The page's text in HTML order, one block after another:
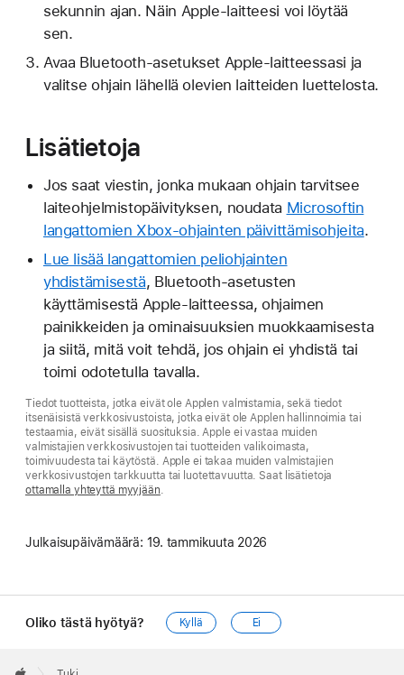
sekunnin ajan. Näin Apple-laitteesi voi löytää
sen.
Avaa Bluetooth-asetukset Apple-laitteessasi ja
valitse ohjain lähellä olevien laitteiden luettelosta.
Lisätietoja
Jos saat viestin, jonka mukaan ohjain tarvitsee
laiteohjelmistopäivityksen, noudata Microsoftin
langattomien Xbox-ohjainten päivittämisohjeita.
Lue lisää langattomien peliohjainten
yhdistämisestä, Bluetooth-asetusten
käyttämisestä Apple-laitteessa, ohjaimen
painikkeiden ja ominaisuuksien muokkaamisesta
ja siitä, mitä voit tehdä, jos ohjain ei yhdistä tai
toimi odotetulla tavalla.
Tiedot tuotteista, jotka eivät ole Applen valmistamia, sekä tiedot
itsenäisistä verkkosivustoista, jotka eivät ole Applen hallinnoimia tai
testaamia, eivät sisällä suosituksia. Apple ei vastaa muiden
valmistajien verkkosivustojen tai tuotteiden valikoimasta,
toimivuudesta tai käytöstä. Apple ei takaa muiden valmistajien
verkkosivustojen tarkkuutta tai luotettavuutta. Saat lisätietoja
ottamalla yhteyttä myyjään
Julkaisupäivämäärä: 19. tammikuuta 2026
Oliko tästä hyötyä? Kyllä Ei
Footer
